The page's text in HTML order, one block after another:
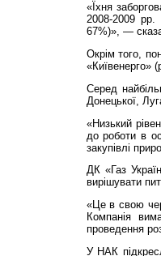
«Їхня
2008-2009
67%)», —
Окрім того,
«Київенерго»
Серед
Донецької,
«Низький
до роботи в
закупівлі
ДК «Газ
вирішувати
«Це в свою
Компанія
проведення
У НАК